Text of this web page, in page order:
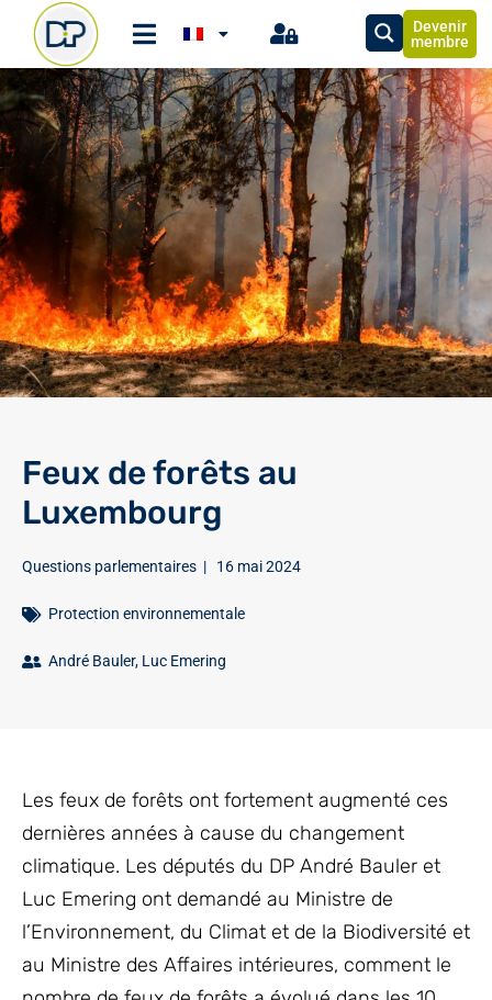
Devenir
membre
Feux de forêts au
Luxembourg
Questions parlementaires | 16 mai 2024
Protection environnementale
André Bauler, Luc Emering
Les feux de forêts ont fortement augmenté ces
dernières années à cause du changement
climatique. Les députés du DP André Bauler et
Luc Emering ont demandé au Ministre de
l’Environnement, du Climat et de la Biodiversité et
au Ministre des Affaires intérieures, comment le